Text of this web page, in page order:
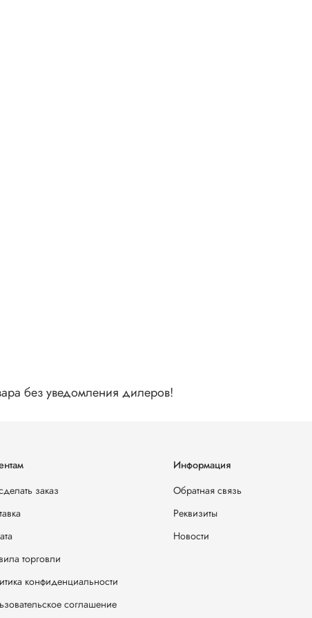
без уведомления дилеров!
заказ
торговли
конфиденциальности
соглашение
Информация
Обратная связь
Реквизиты
Новости